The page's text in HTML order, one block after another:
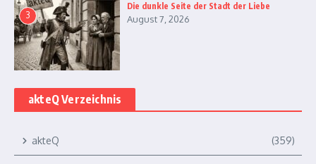
3
Die dunkle Seite der Stadt der Liebe
August 7, 2026
akteQ Verzeichnis
akteQ (359)